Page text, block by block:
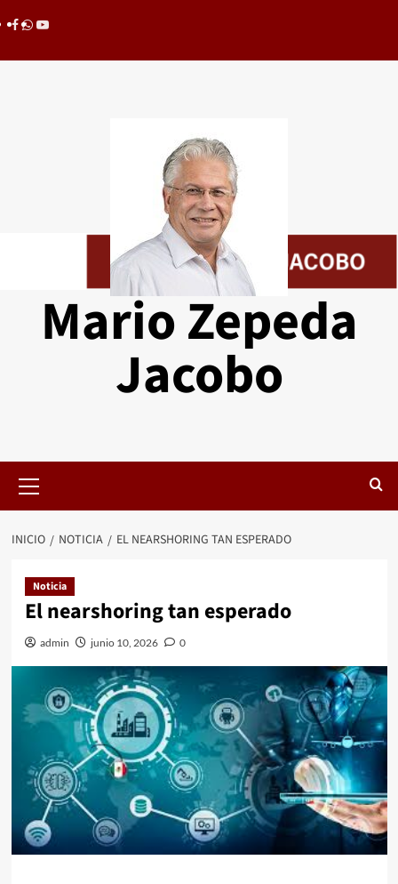
al
Facebook
whatsapp
youtube
Mario Zepeda
Jacobo
primario
INICIO NOTICIA EL NEARSHORING TAN ESPERADO
Noticia
El nearshoring tan esperado
admin junio 10, 2026 0